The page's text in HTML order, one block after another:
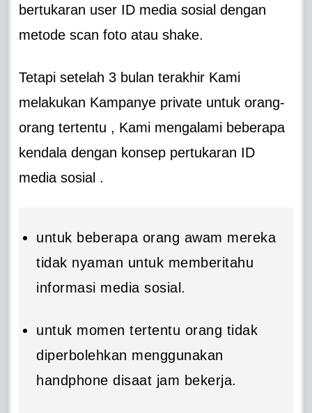
bertukaran user ID media sosial dengan
metode scan foto atau shake.
Tetapi setelah 3 bulan terakhir Kami
melakukan Kampanye private untuk orang-
orang tertentu , Kami mengalami beberapa
kendala dengan konsep pertukaran ID
media sosial .
untuk beberapa orang awam mereka
tidak nyaman untuk memberitahu
informasi media sosial.
untuk momen tertentu orang tidak
diperbolehkan menggunakan
handphone disaat jam bekerja.